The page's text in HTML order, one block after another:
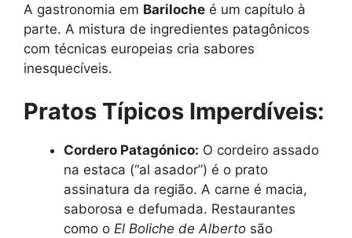
A gastronomia em Bariloche é um capítulo à
parte. A mistura de ingredientes patagônicos
com técnicas europeias cria sabores
inesquecíveis.
Pratos Típicos Imperdíveis:
Cordero Patagónico: O cordeiro assado
na estaca (“al asador”) é o prato
assinatura da região. A carne é macia,
saborosa e defumada. Restaurantes
como o El Boliche de Alberto são